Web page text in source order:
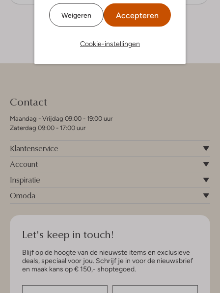
Weigeren Accepteren
Cookie-instellingen
Contact
Maandag - Vrijdag 09:00 - 19:00 uur
Zaterdag 09:00 - 17:00 uur
Klantenservice
Account
Inspiratie
Omoda
Let's keep in touch!
Blijf op de hoogte van de nieuwste items en exclusieve
deals, speciaal voor jou. Schrijf je in voor de nieuwsbrief
en maak kans op € 150,- shoptegoed.